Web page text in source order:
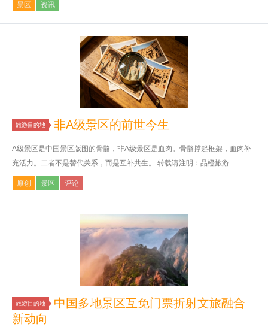
景区 资讯
旅游目的地 非A级景区的前世今生
A级景区是中国景区版图的骨骼，非A级景区是血肉。骨骼撑起框架，血肉补
充活力。二者不是替代关系，而是互补共生。 转载请注明：品橙旅游...
原创 景区 评论
旅游目的地
中国多地景区互免门票折射文旅融合
新动向